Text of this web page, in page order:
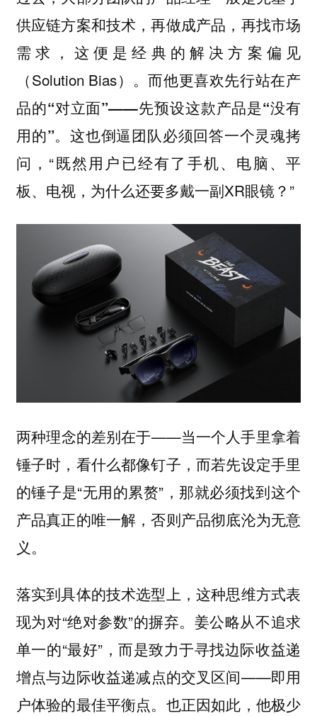
供应链方案和技术，再做成产品，再找市场
需求，这便是经典的解决方案偏见
（Solution Bias）。而他更喜欢先行站在产
品的“对立面”——先预设这款产品是“没有
用的”。这也倒逼团队必须回答一个灵魂拷
问，“既然用户已经有了手机、电脑、平
板、电视，为什么还要多戴一副XR眼镜？”
两种理念的差别在于——当一个人手里拿着
锤子时，看什么都像钉子，而若先设定手里
的锤子是“无用的累赘”，那就必须找到这个
产品真正的唯一解，否则产品彻底沦为无意
义。
落实到具体的技术选型上，这种思维方式表
现为对“绝对参数”的摒弃。姜公略从不追求
单一的“最好”，而是致力于寻找边际收益递
增点与边际收益递减点的交叉区间——即用
户体验的最佳平衡点。也正因如此，他极少